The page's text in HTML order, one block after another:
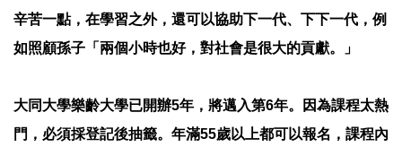
辛苦一點，在學習之外，還可以協助下一代、下下一代，例
如照顧孫子「兩個小時也好，對社會是很大的貢獻。」
大同大學樂齡大學已開辦5年，將邁入第6年。因為課程太熱
門，必須採登記後抽籤。年滿55歲以上都可以報名，課程內